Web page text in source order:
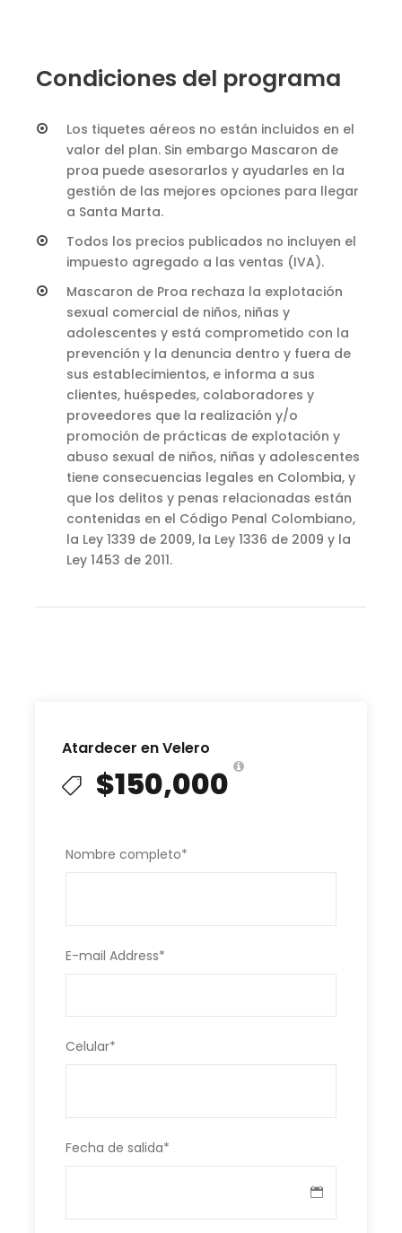
Atardecer en Velero
$150,000
Nombre completo*
E-mail Address*
Celular*
Fecha de salida*
Condiciones del programa
Los tiquetes aéreos no están incluidos en el
valor del plan. Sin embargo Mascaron de
proa puede asesorarlos y ayudarles en la
gestión de las mejores opciones para llegar
a Santa Marta.
Todos los precios publicados no incluyen el
impuesto agregado a las ventas (IVA).
Mascaron de Proa rechaza la explotación
sexual comercial de niños, niñas y
adolescentes y está comprometido con la
prevención y la denuncia dentro y fuera de
sus establecimientos, e informa a sus
clientes, huéspedes, colaboradores y
proveedores que la realización y/o
promoción de prácticas de explotación y
abuso sexual de niños, niñas y adolescentes
tiene consecuencias legales en Colombia, y
que los delitos y penas relacionadas están
contenidas en el Código Penal Colombiano,
la Ley 1339 de 2009, la Ley 1336 de 2009 y la
Ley 1453 de 2011.